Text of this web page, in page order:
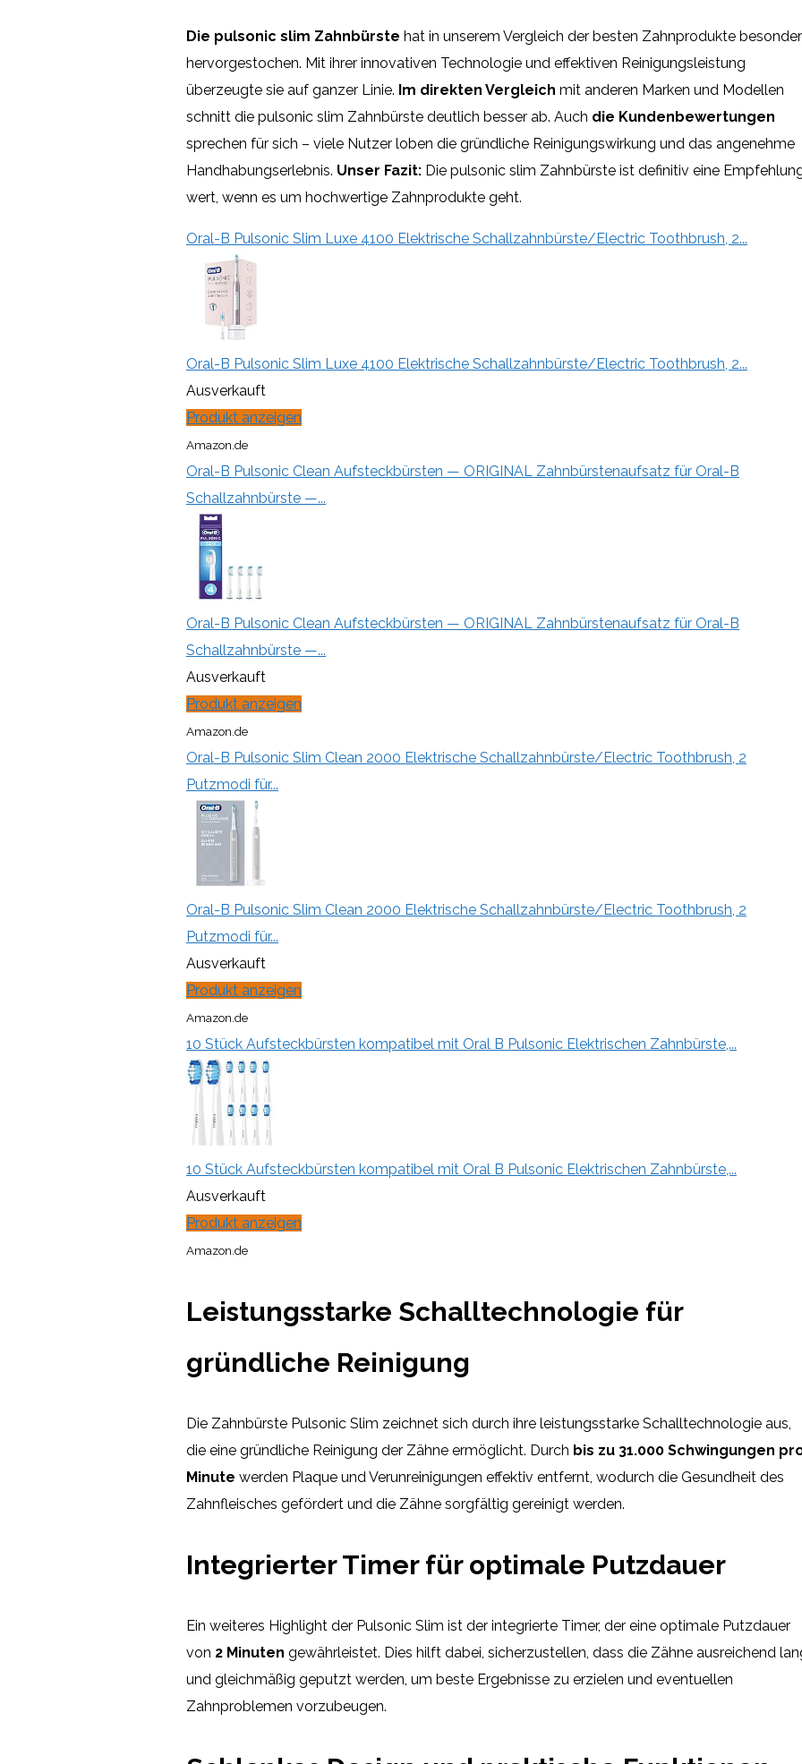
Die pulsonic slim Zahnbürste hat in unserem Vergleich der besten Zahnprodukte
hervorgestochen. Mit ihrer innovativen Technologie und effektiven Reinigungsleistung
überzeugte sie auf ganzer Linie. Im direkten Vergleich mit anderen Marken und Modellen
schnitt die pulsonic slim Zahnbürste deutlich besser ab. Auch die Kundenbewertungen
sprechen für sich – viele Nutzer loben die gründliche Reinigungswirkung und das angenehme
Handhabungserlebnis. Unser Fazit: Die pulsonic slim Zahnbürste ist definitiv eine
wert, wenn es um hochwertige Zahnprodukte geht.
Oral-B Pulsonic Slim Luxe 4100 Elektrische Schallzahnbürste/Electric Toothbrush, 2...
Oral-B Pulsonic Slim Luxe 4100 Elektrische Schallzahnbürste/Electric Toothbrush, 2...
Ausverkauft
Produkt anzeigen
Amazon.de
Oral-B Pulsonic Clean Aufsteckbürsten — ORIGINAL Zahnbürstenaufsatz für Oral-B
Schallzahnbürste —...
Oral-B Pulsonic Clean Aufsteckbürsten — ORIGINAL Zahnbürstenaufsatz für Oral-B
Schallzahnbürste —...
Ausverkauft
Produkt anzeigen
Amazon.de
Oral-B Pulsonic Slim Clean 2000 Elektrische Schallzahnbürste/Electric Toothbrush, 2
Putzmodi für...
Oral-B Pulsonic Slim Clean 2000 Elektrische Schallzahnbürste/Electric Toothbrush, 2
Putzmodi für...
Ausverkauft
Produkt anzeigen
Amazon.de
10 Stück Aufsteckbürsten kompatibel mit Oral B Pulsonic Elektrischen Zahnbürste,...
10 Stück Aufsteckbürsten kompatibel mit Oral B Pulsonic Elektrischen Zahnbürste,...
Ausverkauft
Produkt anzeigen
Amazon.de
Leistungsstarke Schalltechnologie für
gründliche Reinigung
Die Zahnbürste Pulsonic Slim zeichnet sich durch ihre leistungsstarke Schalltechnologie aus,
die eine gründliche Reinigung der Zähne ermöglicht. Durch bis zu 31.000 Schwingungen
Minute werden Plaque und Verunreinigungen effektiv entfernt, wodurch die Gesundheit des
Zahnfleisches gefördert und die Zähne sorgfältig gereinigt werden.
Integrierter Timer für optimale Putzdauer
Ein weiteres Highlight der Pulsonic Slim ist der integrierte Timer, der eine optimale Putzdauer
von 2 Minuten gewährleistet. Dies hilft dabei, sicherzustellen, dass die Zähne ausreichend
und gleichmäßig geputzt werden, um beste Ergebnisse zu erzielen und eventuellen
Zahnproblemen vorzubeugen.